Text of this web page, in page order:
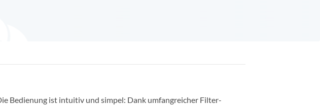
Bedienung ist intuitiv und simpel: Dank umfangreicher Filter-